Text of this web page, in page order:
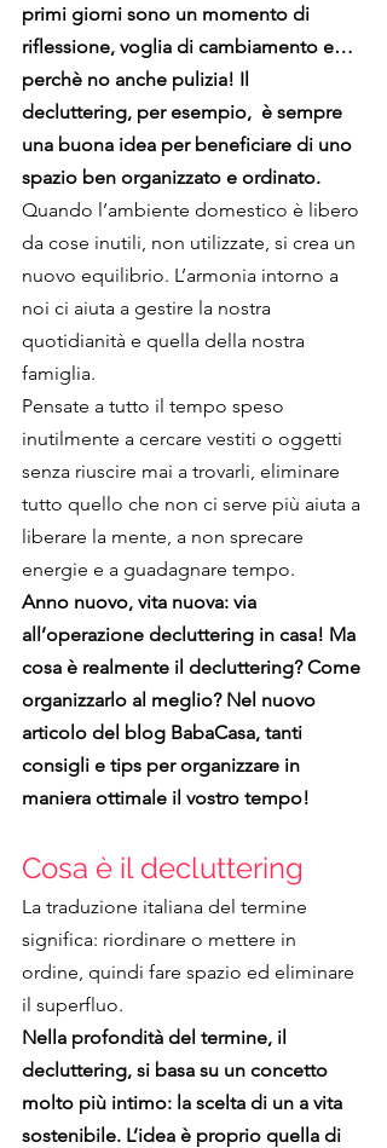
primi giorni sono un momento di
riflessione, voglia di cambiamento e…
perchè no anche pulizia! Il
decluttering, per esempio,  è sempre
una buona idea per beneficiare di uno
spazio ben organizzato e ordinato.
Quando l’ambiente domestico è libero
da cose inutili, non utilizzate, si crea un
nuovo equilibrio. L’armonia intorno a
noi ci aiuta a gestire la nostra
quotidianità e quella della nostra
famiglia.
Pensate a tutto il tempo speso
inutilmente a cercare vestiti o oggetti
senza riuscire mai a trovarli, eliminare
tutto quello che non ci serve più aiuta a
liberare la mente, a non sprecare
energie e a guadagnare tempo.
Anno nuovo, vita nuova: via
all’operazione decluttering in casa! Ma
cosa è realmente il decluttering? Come
organizzarlo al meglio? Nel nuovo
articolo del blog BabaCasa, tanti
consigli e tips per organizzare in
maniera ottimale il vostro tempo!
Cosa è il decluttering
La traduzione italiana del termine
significa: riordinare o mettere in
ordine, quindi fare spazio ed eliminare
il superfluo.
Nella profondità del termine, il
decluttering, si basa su un concetto
molto più intimo: la scelta di un a vita
sostenibile. L’idea è proprio quella di